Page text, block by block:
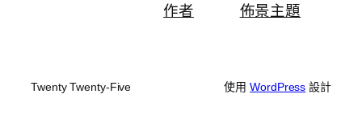
作者
佈景主題
Twenty Twenty-Five 使用WordPress 設計